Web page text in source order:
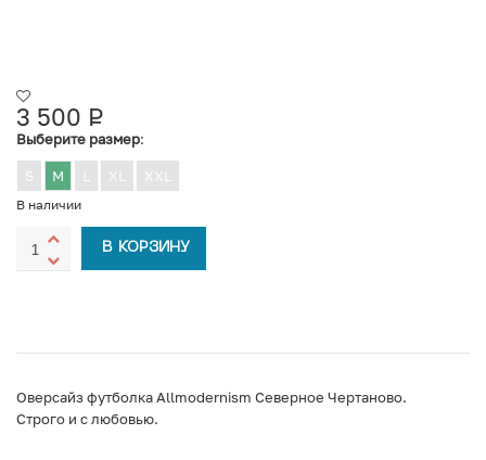
3 500 Р
УБ.
Выберите размер:
S M L XL XXL
В наличии
В КОРЗИНУ
Оверсайз футболка Allmodernism Северное Чертаново.
Строго и с любовью.